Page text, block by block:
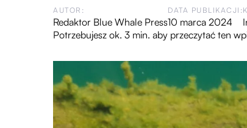
AUTOR:
Redaktor Blue Whale Press
DATA PUBLIKACJI:
10 marca 2024
Potrzebujesz ok. 3 min. aby przeczytać ten